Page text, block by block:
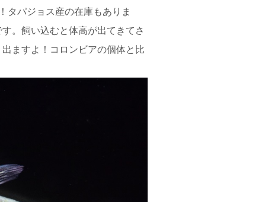
タパジョス産の在庫もありま
。飼い込むと体高が出てきてさ
ますよ！コロンビアの個体と比